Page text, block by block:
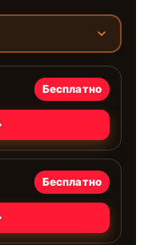
Бесплатно
Бесплатно